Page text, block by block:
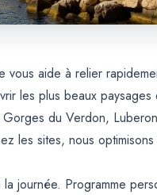
aide à relier
les plus beaux
du Verdon,
les sites, nous
journée. Programme